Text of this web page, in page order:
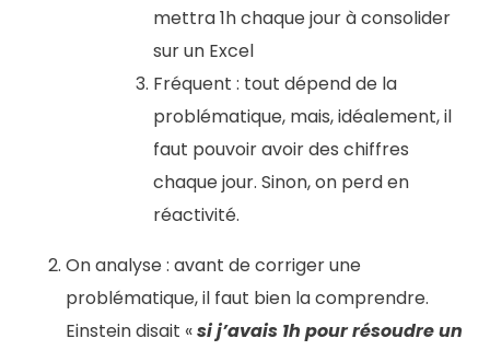
mettra 1h chaque jour à consolider
sur un Excel
Fréquent : tout dépend de la
problématique, mais, idéalement, il
faut pouvoir avoir des chiffres
chaque jour. Sinon, on perd en
réactivité.
On analyse : avant de corriger une
problématique, il faut bien la comprendre.
Einstein disait «si j’avais 1h pour résoudre un